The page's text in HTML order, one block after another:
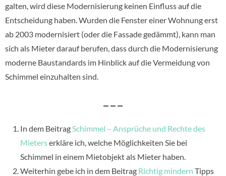
galten, wird diese Modernisierung keinen Einfluss auf die
Entscheidung haben. Wurden die Fenster einer Wohnung erst
ab 2003 modernisiert (oder die Fassade gedämmt), kann man
sich als Mieter darauf berufen, dass durch die Modernisierung
moderne Baustandards im Hinblick auf die Vermeidung von
Schimmel einzuhalten sind.
– – –
In dem Beitrag Schimmel – Ansprüche und Rechte des
Mieterserkläre ich, welche Möglichkeiten Sie bei
Schimmel in einem Mietobjekt als Mieter haben.
Weiterhin gebe ich in dem Beitrag Richtig mindern Tipps